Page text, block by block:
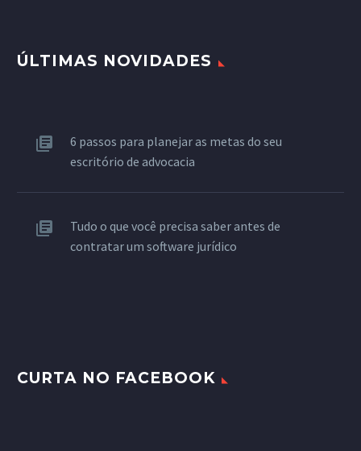
ÚLTIMAS NOVIDADES
6 passos para planejar as metas do seu
escritório de advocacia
Tudo o que você precisa saber antes de
contratar um software jurídico
CURTA NO FACEBOOK